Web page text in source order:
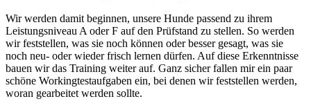
Wir werden damit beginnen, unsere Hunde passend zu ihrem
Leistungsniveau A oder F auf den Prüfstand zu stellen. So werden
wir feststellen, was sie noch können oder besser gesagt, was sie
noch neu- oder wieder frisch lernen dürfen. Auf diese Erkenntnisse
bauen wir das Training weiter auf. Ganz sicher fallen mir ein paar
schöne Workingtestaufgaben ein, bei denen wir feststellen werden,
woran gearbeitet werden sollte.